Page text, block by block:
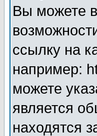
Вы можете
ссылку на
например:
можете
является
находятся